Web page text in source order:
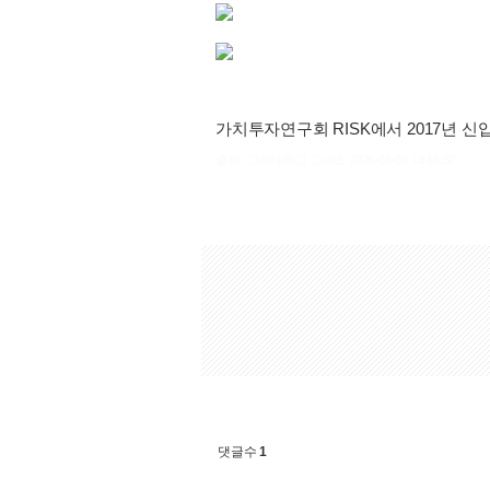
가치투자연구회 RISK에서 2017년 신
댓글수1